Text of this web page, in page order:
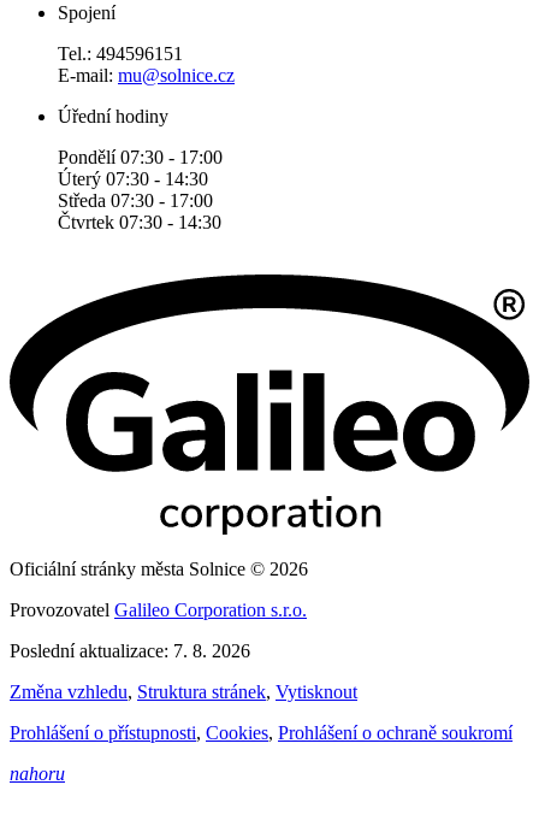
Spojení
Tel.: 494596151
E-mail: mu@solnice.cz
Úřední hodiny
Pondělí 07:30 - 17:00
Úterý 07:30 - 14:30
Středa 07:30 - 17:00
Čtvrtek 07:30 - 14:30
Oficiální stránky města Solnice © 2026
Provozovatel Galileo Corporation s.r.o.
Poslední aktualizace: 7. 8. 2026
Změna vzhledu, Struktura stránek, Vytisknout
Prohlášení o přístupnosti, Cookies, Prohlášení o ochraně soukromí
nahoru